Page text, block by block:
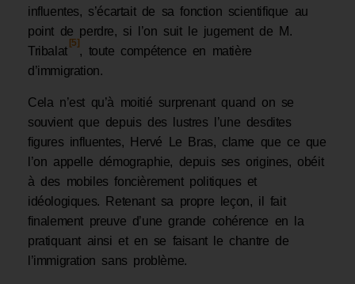
influentes, s’écartait de sa fonction scientifique au
point de perdre, si l’on suit le jugement de M.
Tribalat
[5]
, toute compétence en matière
d’immigration.
Cela n’est qu’à moitié surprenant quand on se
souvient que depuis des lustres l’une desdites
figures influentes, Hervé Le Bras, clame que ce que
l’on appelle démographie, depuis ses origines, obéit
à des mobiles foncièrement politiques et
idéologiques. Retenant sa propre leçon, il fait
finalement preuve d’une grande cohérence en la
pratiquant ainsi et en se faisant le chantre de
l’immigration sans problème.